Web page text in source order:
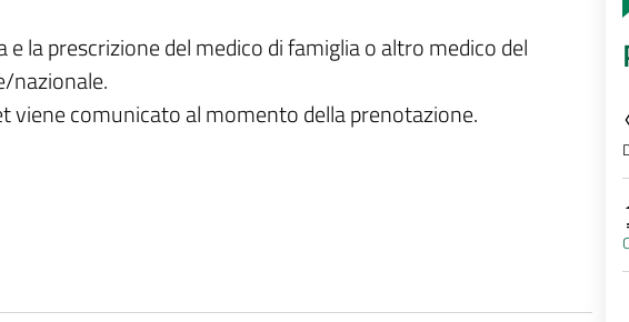
la prescrizione del medico di famiglia o altro medico del
nazionale.
viene comunicato al momento della prenotazione.